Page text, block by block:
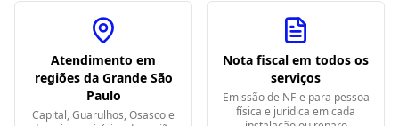
Atendimento em
regiões da Grande São
Paulo
Capital, Guarulhos, Osasco e
Nota fiscal em todos os
serviços
Emissão de NF-e para pessoa
física e jurídica em cada